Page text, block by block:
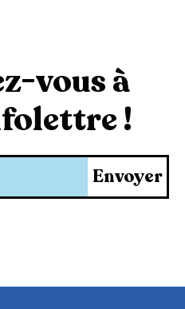
vous à
!
Envoyer